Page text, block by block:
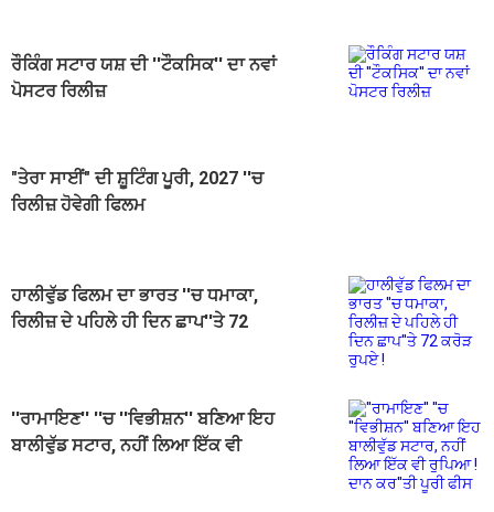
ਰੌਕਿੰਗ ਸਟਾਰ ਯਸ਼ ਦੀ ''ਟੌਕਸਿਕ'' ਦਾ ਨਵਾਂ
ਪੋਸਟਰ ਰਿਲੀਜ਼
"ਤੇਰਾ ਸਾਈਂ" ਦੀ ਸ਼ੂਟਿੰਗ ਪੂਰੀ, 2027 ''ਚ
ਰਿਲੀਜ਼ ਹੋਵੇਗੀ ਫਿਲਮ
ਹਾਲੀਵੁੱਡ ਫਿਲਮ ਦਾ ਭਾਰਤ ''ਚ ਧਮਾਕਾ,
ਰਿਲੀਜ਼ ਦੇ ਪਹਿਲੇ ਹੀ ਦਿਨ ਛਾਪ''ਤੇ 72
''ਰਾਮਾਇਣ'' ''ਚ ''ਵਿਭੀਸ਼ਨ'' ਬਣਿਆ ਇਹ
ਬਾਲੀਵੁੱਡ ਸਟਾਰ, ਨਹੀਂ ਲਿਆ ਇੱਕ ਵੀ